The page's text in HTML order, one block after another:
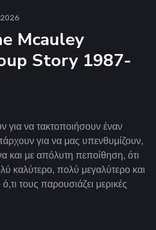
Mcauley
Story 1987-
για να τακτοποιήσουν έναν
για να μας υπενθυμίζουν,
και με απόλυτη πεποίθηση, ότι
καλύτερο, πολύ μεγαλύτερο και
τους παρουσιάζει μερικές